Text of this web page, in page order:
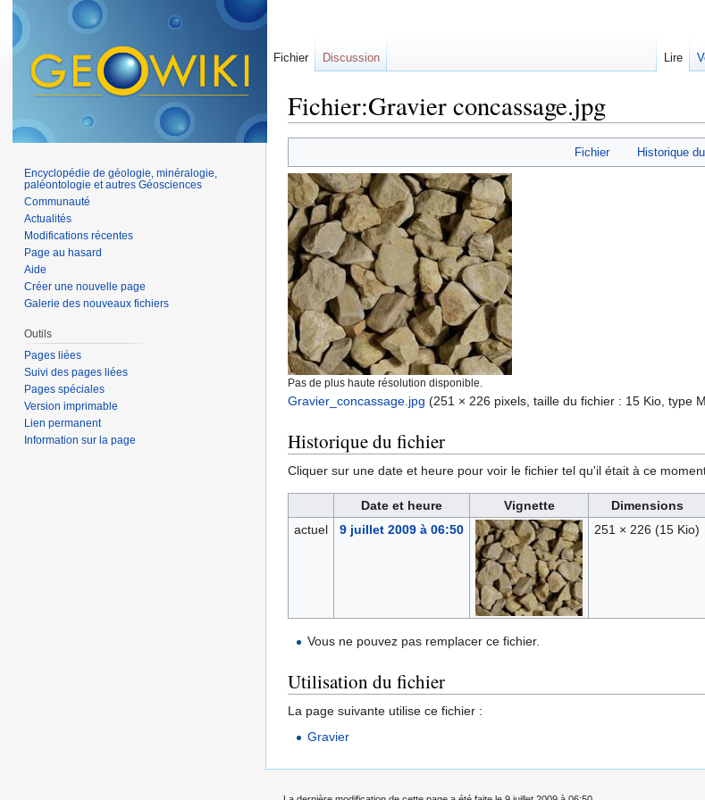
Fichier:Gravier concassage.jpg
Fichier Historique
Pas de plus haute résolution disponible.
Gravier_concassage.jpg (251 × 226 pixels, taille du fichier : 15 Kio, type
Historique du fichier
Cliquer sur une date et heure pour voir le fichier tel qu'il était à ce
Date et heure Vignette Dimensions
actuel
9 juillet 2009 à 06:50 251 × 226 (15 Kio)
Vous ne pouvez pas remplacer ce fichier.
Utilisation du fichier
La page suivante utilise ce fichier :
Gravier
Fichier Discussion Lire
Encyclopédie de géologie, minéralogie,
paléontologie et autres Géosciences
Communauté
Actualités
Modifications récentes
Page au hasard
Aide
Créer une nouvelle page
Galerie des nouveaux fichiers
Outils
Pages liées
Suivi des pages liées
Pages spéciales
Version imprimable
Lien permanent
Information sur la page